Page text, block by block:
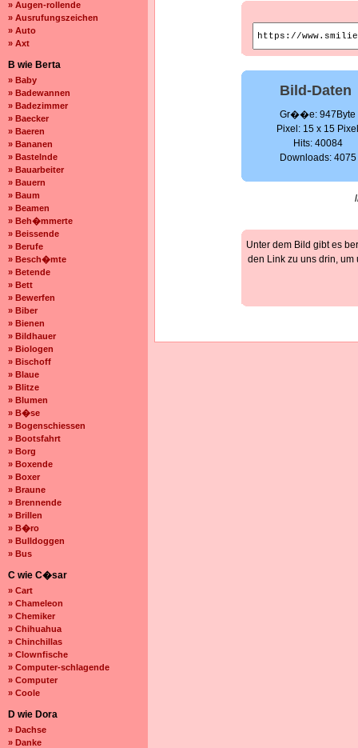
» Augen-rollende
» Ausrufungszeichen
» Auto
» Axt
B wie Berta
» Baby
» Badewannen
» Badezimmer
» Baecker
» Baeren
» Bananen
» Bastelnde
» Bauarbeiter
» Bauern
» Baum
» Beamen
» Beh�mmerte
» Beissende
» Berufe
» Besch�mte
» Betende
» Bett
» Bewerfen
» Biber
» Bienen
» Bildhauer
» Biologen
» Bischoff
» Blaue
» Blitze
» Blumen
» B�se
» Bogenschiessen
» Bootsfahrt
» Borg
» Boxende
» Boxer
» Braune
» Brennende
» Brillen
» B�ro
» Bulldoggen
» Bus
C wie C�sar
» Cart
» Chameleon
» Chemiker
» Chihuahua
» Chinchillas
» Clownfische
» Computer-schlagende
» Computer
» Coole
D wie Dora
» Dachse
» Danke
Bild-Daten
Gr��e: 947Byte
Pixel: 15 x 15
Hits: 40084
Downloads: 4075
Unter dem Bild gibt es
den Link zu uns drin,